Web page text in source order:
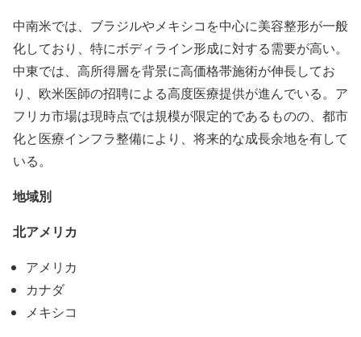
中南米では、ブラジルやメキシコを中心に美容整形が一般
化しており、特にボディライン形成に対する需要が高い。
中東では、高所得層を背景に高価格帯施術が伸長してお
り、欧米医師の招聘による高度医療提供が進んでいる。ア
フリカ市場は現時点では規模が限定的であるものの、都市
化と医療インフラ整備により、将来的な成長余地を有して
いる。
地域別
北アメリカ
アメリカ
カナダ
メキシコ